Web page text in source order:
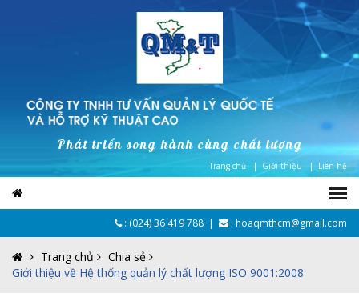
Phát triển song hành cùng chất lượng
Trang chủ | Giới thiệu | Liên hệ
: (024) 36 419 788 | : hoaqmthcm@gmail.com
Trang chủ
Chia sẻ
Giới thiệu về Hệ thống quản lý chất lượng ISO 9001:2008